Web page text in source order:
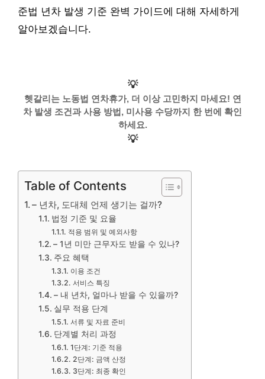
준법 년차 발생 기준 완벽 가이드에 대해 자세하게
알아보겠습니다.
💡
헷갈리는 노동법 연차휴가, 더 이상 고민하지 마세요! 연
차 발생 조건과 사용 방법, 미사용 수당까지 한 번에 확인
하세요.
💡
Table of Contents
– 년차, 도대체 언제 생기는 걸까?
법정 기준 및 요율
적용 범위 및 예외사항
– 1년 미만 근무자도 받을 수 있나?
주요 혜택
이용 조건
서비스 특징
– 내 년차, 얼마나 받을 수 있을까?
실무 적용 단계
서류 및 자료 준비
단계별 처리 과정
1단계: 기준 적용
2단계: 금액 산정
3단계: 최종 확인